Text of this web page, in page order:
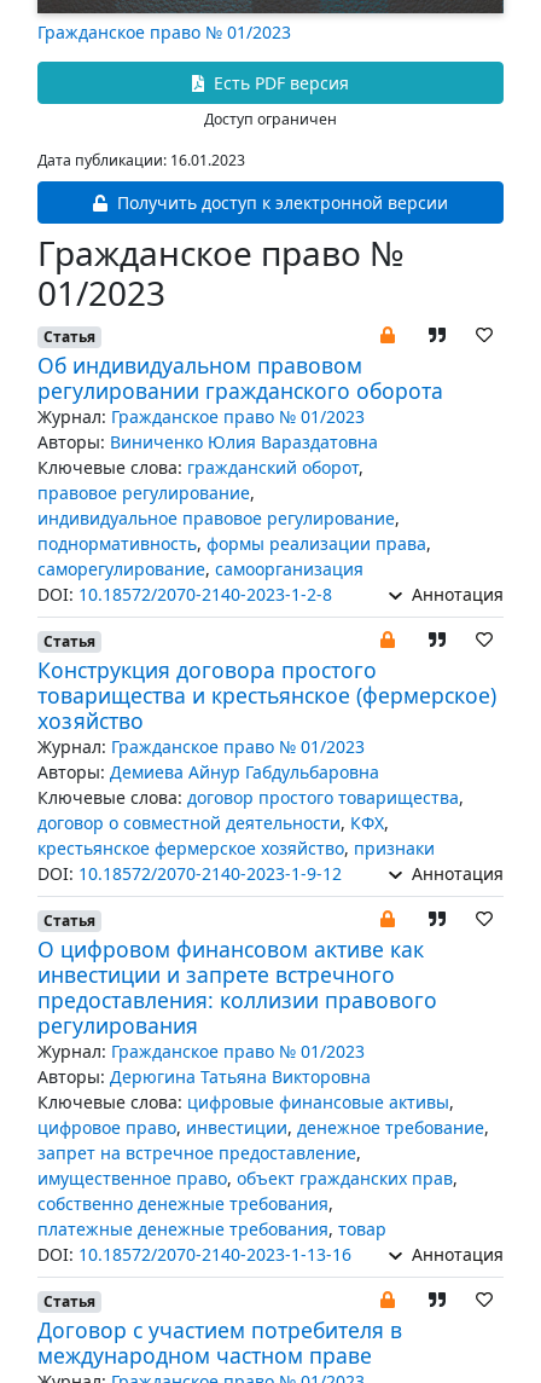
Гражданское право № 01/2023
Есть PDF версия
Доступ ограничен
Дата публикации: 16.01.2023
Получить доступ к электронной версии
Гражданское право №
01/2023
Статья
Об индивидуальном правовом
регулировании гражданского оборота
Журнал: Гражданское право № 01/2023
Авторы: Виниченко Юлия Вараздатовна
Ключевые слова: гражданский оборот,
правовое регулирование,
индивидуальное правовое регулирование,
поднормативность, формы реализации права,
саморегулирование, самоорганизация
DOI: 10.18572/2070-2140-2023-1-2-8 Аннотация
Статья
Конструкция договора простого
товарищества и крестьянское (фермерское)
хозяйство
Журнал: Гражданское право № 01/2023
Авторы: Демиева Айнур Габдульбаровна
Ключевые слова: договор простого товарищества,
договор о совместной деятельности, КФХ,
крестьянское фермерское хозяйство, признаки
DOI: 10.18572/2070-2140-2023-1-9-12 Аннотация
Статья
О цифровом финансовом активе как
инвестиции и запрете встречного
предоставления: коллизии правового
регулирования
Журнал: Гражданское право № 01/2023
Авторы: Дерюгина Татьяна Викторовна
Ключевые слова: цифровые финансовые активы,
цифровое право, инвестиции, денежное требование,
запрет на встречное предоставление,
имущественное право, объект гражданских прав,
собственно денежные требования,
платежные денежные требования, товар
DOI: 10.18572/2070-2140-2023-1-13-16 Аннотация
Статья
Договор с участием потребителя в
международном частном праве